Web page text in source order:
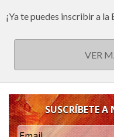
¡Ya te puedes inscribir a
VER
SUSCRÍBETE A